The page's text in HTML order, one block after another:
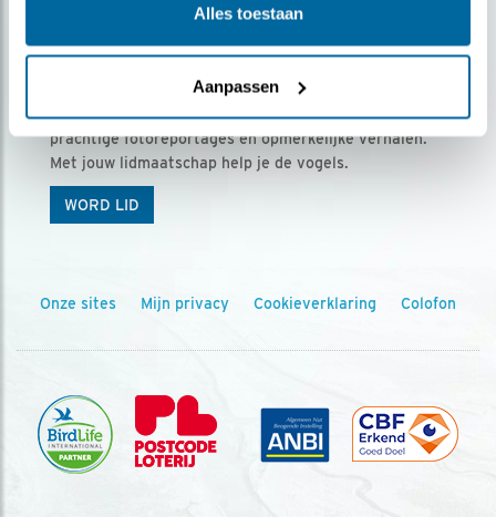
Alles toestaan
Aanpassen
Ontvang 5 x Vogels voor € 36,00 per jaar
Vogels is het tijdschrift voor onze leden, met
prachtige fotoreportages en opmerkelijke verhalen.
Met jouw lidmaatschap help je de vogels.
WORD LID
Onze sites Mijn privacy Cookieverklaring Colofon